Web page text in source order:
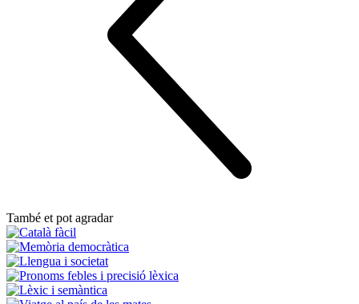
També et pot agradar